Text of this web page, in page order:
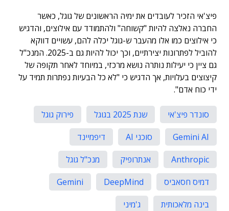
פיצ'אי הזכיר לעובדים את ימיה הראשונים של גוגל, כאשר
החברה נאלצה להיות "קשוחה" ולהתמודד עם אילוצים, והדגיש
כי אילוצים כמו אלו מהעבר ש-גוגל יכלה להם, עשויים דווקא
להוביל לפתרונות יצירתיים, וכך יכול להיות גם ב-2025. המנכ"ל
גם ציין כי יעילות נותרה נושא מרכזי, במיוחד לאחר תקופה של
קיצוצים בעלויות, אך הדגיש כי "לא כל הבעיות נפתרות תמיד על
ידי כוח אדם".
סונדר פיצ'אי שנת 2025 בגוגל
פירוק גוגל
Gemini AI
סוכני AI
דיפמיינד
Anthropic
אנתרופיק
מנכ"ל גוגל
דמיס חסאביס
DeepMind
Gemini
בינה מלאכותית
ג'מיני